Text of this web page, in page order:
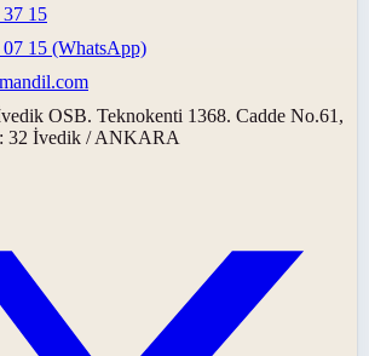
15
15 (WhatsApp)
OSB. Teknokenti 1368. Cadde No.61,
32 İvedik / ANKARA